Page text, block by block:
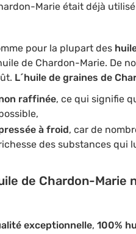
Marie était déjà
pour la plupart des
de Chardon-Marie. De
L´huile de graines de
raffinée, ce qui signifie
à froid, car de
des substances qui
de Chardon-Marie
exceptionnelle, 100%